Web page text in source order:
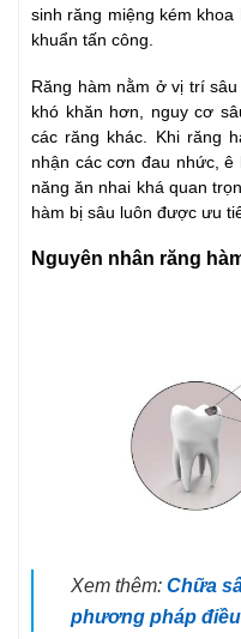
sinh răng miệng kém
khuẩn tấn công.
Răng hàm nằm ở vị trí
khó khăn hơn, nguy cơ
các răng khác. Khi răng
nhận các cơn đau nhức,
năng ăn nhai khá quan
hàm bị sâu luôn được ưu
Nguyên nhân răng
Xem thêm: Chữa
phương pháp